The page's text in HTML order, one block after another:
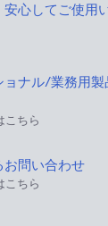
心してご使用
ョナル/業務用
こちら
問い合わせ
こちら